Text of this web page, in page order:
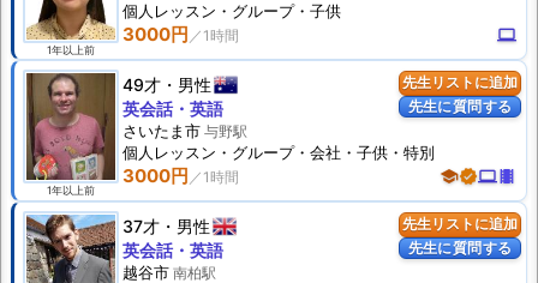
1年以上前
3000円 computer
個人 レッスン ・グループ・子供
先生リストに追加
先生に質問する
1年以上前
49才 男性
3000円 schoolverifiedcomputertheaters
英会話・英語
さいたま市 与野駅
個人 レッスン ・グループ・会社・子供・特別
先生リストに追加
先生に質問する
37才 男性
英会話・英語
越谷市 南柏駅